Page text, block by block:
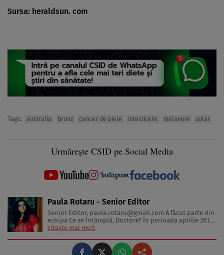
Sursa: heraldsun. com
Tags: australia bronz cancer de piele interzicere melanom solar
Urmărește CSID pe Social Media
Paula Rotaru - Senior Editor
Senior Editor, paula.rotaru@gmail.com
echipa Ce se întâmplă, Doctore? în perioada aprilie 2013-
decembrie 2023. Articolele sale cuprind informații despre
și sănătatea emoțională. Colaborări: Viața ...
citește mai mult